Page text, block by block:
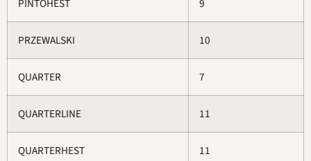
PINTOHEST 9
PRZEWALSKI 10
QUARTER 7
QUARTERLINE 11
QUARTERHEST 11